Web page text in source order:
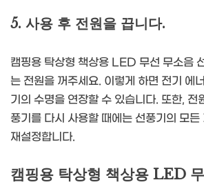
5. 사용 후 전원을 끕니다.
캠핑용 탁상형 책상용 LED 무선 무소음
는 전원을 꺼주세요. 이렇게 하면 전기 에
기의 수명을 연장할 수 있습니다. 또한, 전
풍기를 다시 사용할 때에는 선풍기의 모
재설정합니다.
캠핑용 탁상형 책상용 LED